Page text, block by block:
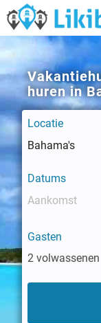
huren in
Locatie
Datums
Gasten
2 volwassenen